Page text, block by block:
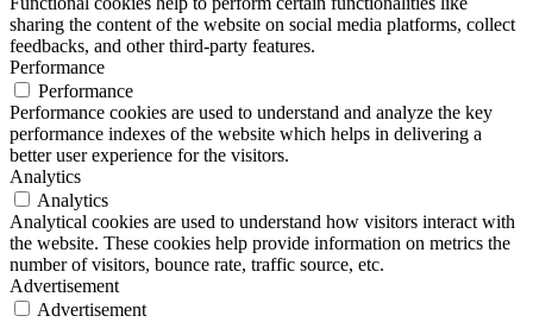
sharing the content of the website on social media platforms, collect
feedbacks, and other third-party features.
Performance
Performance
Performance cookies are used to understand and analyze the key
performance indexes of the website which helps in delivering a
better user experience for the visitors.
Analytics
Analytics
Analytical cookies are used to understand how visitors interact with
the website. These cookies help provide information on metrics the
number of visitors, bounce rate, traffic source, etc.
Advertisement
Advertisement